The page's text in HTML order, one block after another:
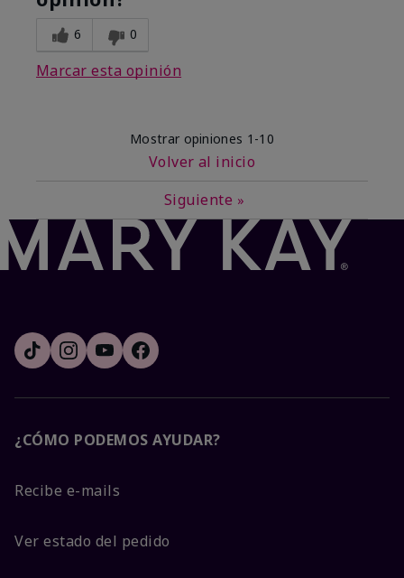
6 0
Marcar esta opinión
Mostrar opiniones 1-10
Volver al inicio
Siguiente »
¿CÓMO PODEMOS AYUDAR?
Recibe e-mails
Ver estado del pedido